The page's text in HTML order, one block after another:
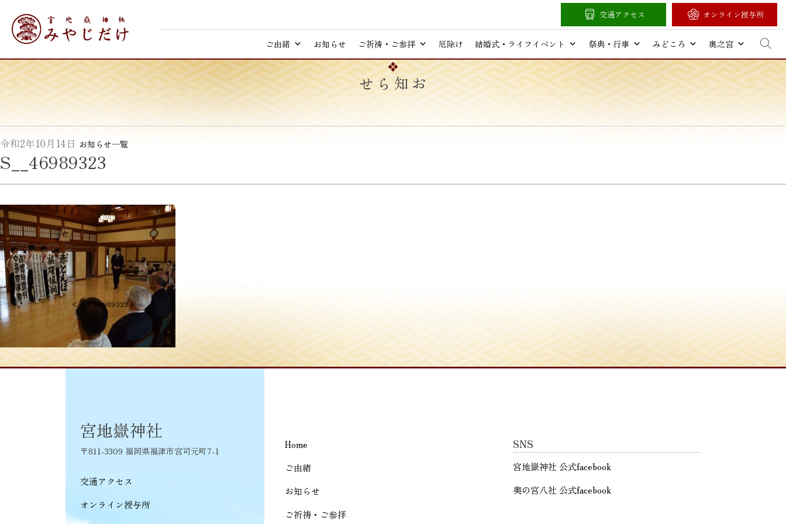
content
ご由緒 お知らせ ご祈祷・ご参拝 厄除け 結婚式・ライフイベント 祭典・行事 みどころ 奥之宮
交通アクセス オンライン授与所
お知らせ
令和2年10月14日 お知らせ一覧
S__46989323
投
稿
ナ
ビ
シ
ョ
ン
≪S__46989323
Home
ご由緒
お知らせ
ご祈祷・ご参拝
SNS
宮地嶽神社 公式facebook
奥の宮八社 公式facebook
宮地嶽神社
〒811-3309 福岡県福津市宮司元町7-1
交通アクセス
オンライン授与所